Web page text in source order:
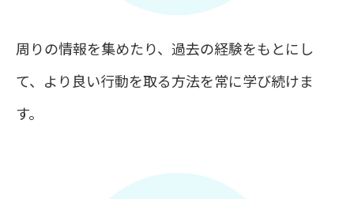
周りの情報を集めたり、過去の経験をもとにし
て、より良い行動を取る方法を常に学び続けま
す。